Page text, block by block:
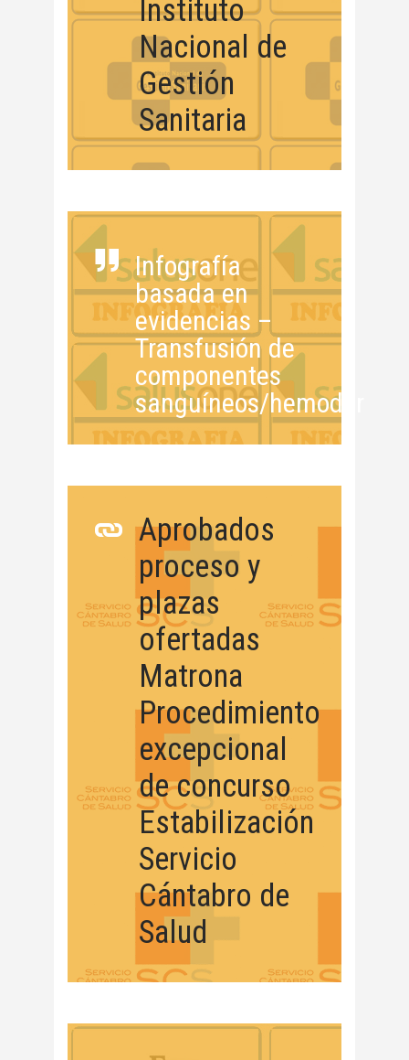
Instituto
Nacional de
Gestión
Sanitaria
Infografía
basada en
evidencias –
Transfusión de
componentes
sanguíneos/
Aprobados
proceso y
plazas
ofertadas
Matrona
Procedimiento
excepcional
de concurso
Estabilización
Servicio
Cántabro de
Salud